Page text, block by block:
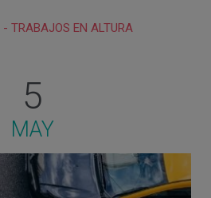
- TRABAJOS EN ALTURA
5
MAY